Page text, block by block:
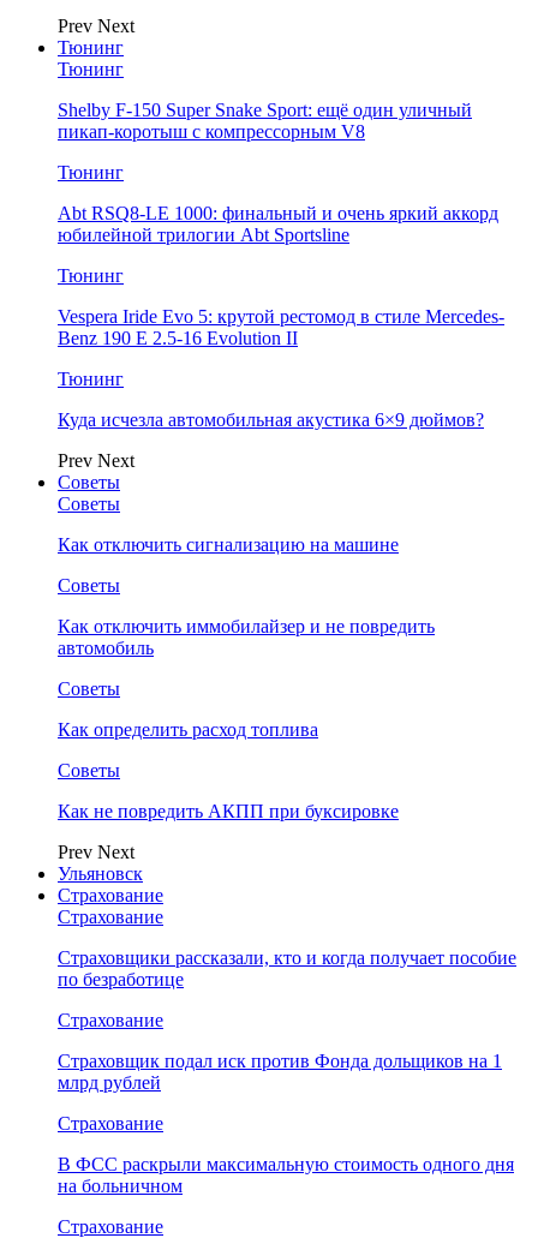
Prev Next
Тюнинг
Тюнинг
Shelby F-150 Super Snake Sport: ещё один уличный
пикап-коротыш с компрессорным V8
Тюнинг
Abt RSQ8-LE 1000: финальный и очень яркий аккорд
юбилейной трилогии Abt Sportsline
Тюнинг
Vespera Iride Evo 5: крутой рестомод в стиле Mercedes-
Benz 190 E 2.5-16 Evolution II
Тюнинг
Куда исчезла автомобильная акустика 6×9 дюймов?
Prev Next
Советы
Советы
Как отключить сигнализацию на машине
Советы
Как отключить иммобилайзер и не повредить
автомобиль
Советы
Как определить расход топлива
Советы
Как не повредить АКПП при буксировке
Prev Next
Ульяновск
Страхование
Страхование
Страховщики рассказали, кто и когда получает пособие
по безработице
Страхование
Страховщик подал иск против Фонда дольщиков на 1
млрд рублей
Страхование
В ФСС раскрыли максимальную стоимость одного дня
на больничном
Страхование